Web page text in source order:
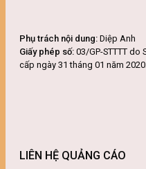
Phụ trách nội dung: Diệp Anh
Giấy phép số: 03/GP-STTTT do
cấp ngày 31 tháng 01 năm 2020.
LIÊN HỆ QUẢNG CÁO